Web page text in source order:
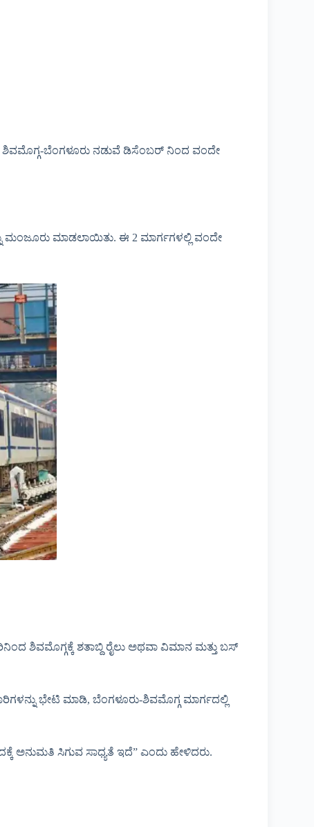
ಶಿವಮೊಗ್ಗ-ಬೆಂಗಳೂರು ನಡುವೆ ಡಿಸೆಂಬರ್ ನಿಂದ ವಂದೇ
ಮಂಜೂರು ಮಾಡಲಾಯಿತು. ಈ 2 ಮಾರ್ಗಗಳಲ್ಲಿ ವಂದೇ
ಶಿವಮೊಗ್ಗಕ್ಕೆ ಶತಾಬ್ದಿ ರೈಲು ಅಥವಾ ವಿಮಾನ ಮತ್ತು ಬಸ್
ಭೇಟಿ ಮಾಡಿ, ಬೆಂಗಳೂರು-ಶಿವಮೊಗ್ಗ ಮಾರ್ಗದಲ್ಲಿ
ಅನುಮತಿ ಸಿಗುವ ಸಾಧ್ಯತೆ ಇದೆ” ಎಂದು ಹೇಳಿದರು.